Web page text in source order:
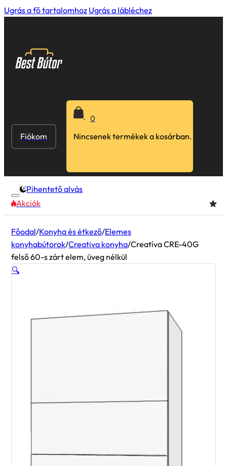
Ugrás a fő tartalomhoz Ugrás a lábléchez
Fiókom
0
Nincsenek termékek a kosárban.
Pihentető alvás
Akciók
Főodal/Konyha és étkező/Elemes
konyhabútorok/Creativa konyha/Creatíva CRE-40G
felső 60-s zárt elem, üveg nélkül
🔍